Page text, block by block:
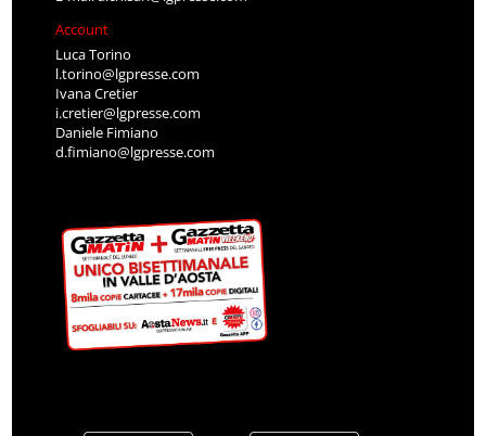
Account
Luca Torino
l.torino@lgpresse.com
Ivana Cretier
i.cretier@lgpresse.com
Daniele Fimiano
d.fimiano@lgpresse.com